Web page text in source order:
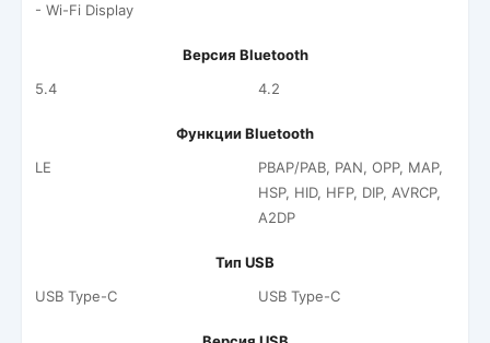
- Wi-Fi Display
Версия Bluetooth
5.4
4.2
Функции Bluetooth
LE
PBAP/PAB, PAN, OPP, MAP,
HSP, HID, HFP, DIP, AVRCP,
A2DP
Тип USB
USB Type-C
USB Type-C